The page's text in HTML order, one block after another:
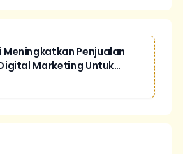
Penjualan
Marketing Untuk
Lebih Kompetitif